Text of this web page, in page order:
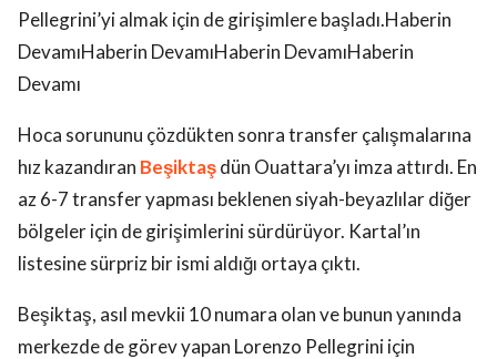
Pellegrini’yi almak için de girişimlere başladı.Haberin
DevamıHaberin DevamıHaberin DevamıHaberin
Devamı
Hoca sorununu çözdükten sonra transfer çalışmalarına
hız kazandıran Beşiktaşdün Ouattara’yı imza attırdı. En
az 6-7 transfer yapması beklenen siyah-beyazlılar diğer
bölgeler için de girişimlerini sürdürüyor. Kartal’ın
listesine sürpriz bir ismi aldığı ortaya çıktı.
Beşiktaş, asıl mevkii 10 numara olan ve bunun yanında
merkezde de görev yapan Lorenzo Pellegrini için